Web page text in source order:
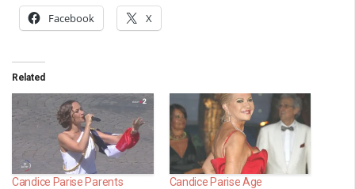
Facebook X
Related
Candice Parise Parents
Candice Parise Age